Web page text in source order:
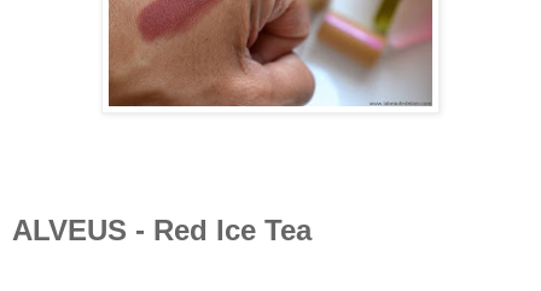
ALVEUS - Red Ice Tea